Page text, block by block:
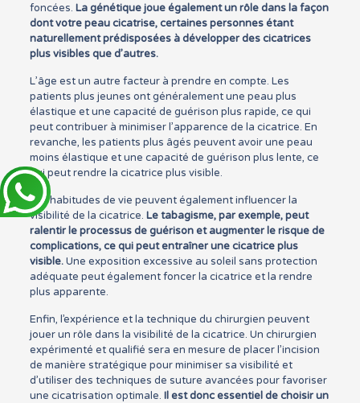
foncées. La génétique joue également un rôle dans la façon
dont votre peau cicatrise, certaines personnes étant
naturellement prédisposées à développer des cicatrices
plus visibles que d’autres.
L’âge est un autre facteur à prendre en compte. Les
patients plus jeunes ont généralement une peau plus
élastique et une capacité de guérison plus rapide, ce qui
peut contribuer à minimiser l’apparence de la cicatrice. En
revanche, les patients plus âgés peuvent avoir une peau
moins élastique et une capacité de guérison plus lente, ce
qui peut rendre la cicatrice plus visible.
Les habitudes de vie peuvent également influencer la
visibilité de la cicatrice. Le tabagisme, par exemple, peut
ralentir le processus de guérison et augmenter le risque de
complications, ce qui peut entraîner une cicatrice plus
visible.Une exposition excessive au soleil sans protection
adéquate peut également foncer la cicatrice et la rendre
plus apparente.
Enfin, l’expérience et la technique du chirurgien peuvent
jouer un rôle dans la visibilité de la cicatrice. Un chirurgien
expérimenté et qualifié sera en mesure de placer l’incision
de manière stratégique pour minimiser sa visibilité et
d’utiliser des techniques de suture avancées pour favoriser
une cicatrisation optimale. Il est donc essentiel de choisir un